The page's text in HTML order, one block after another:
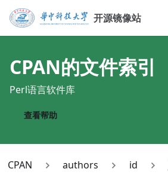
开源镜像站
CPAN的文件索引
Perl语言软件库
查看帮助
CPAN authors id